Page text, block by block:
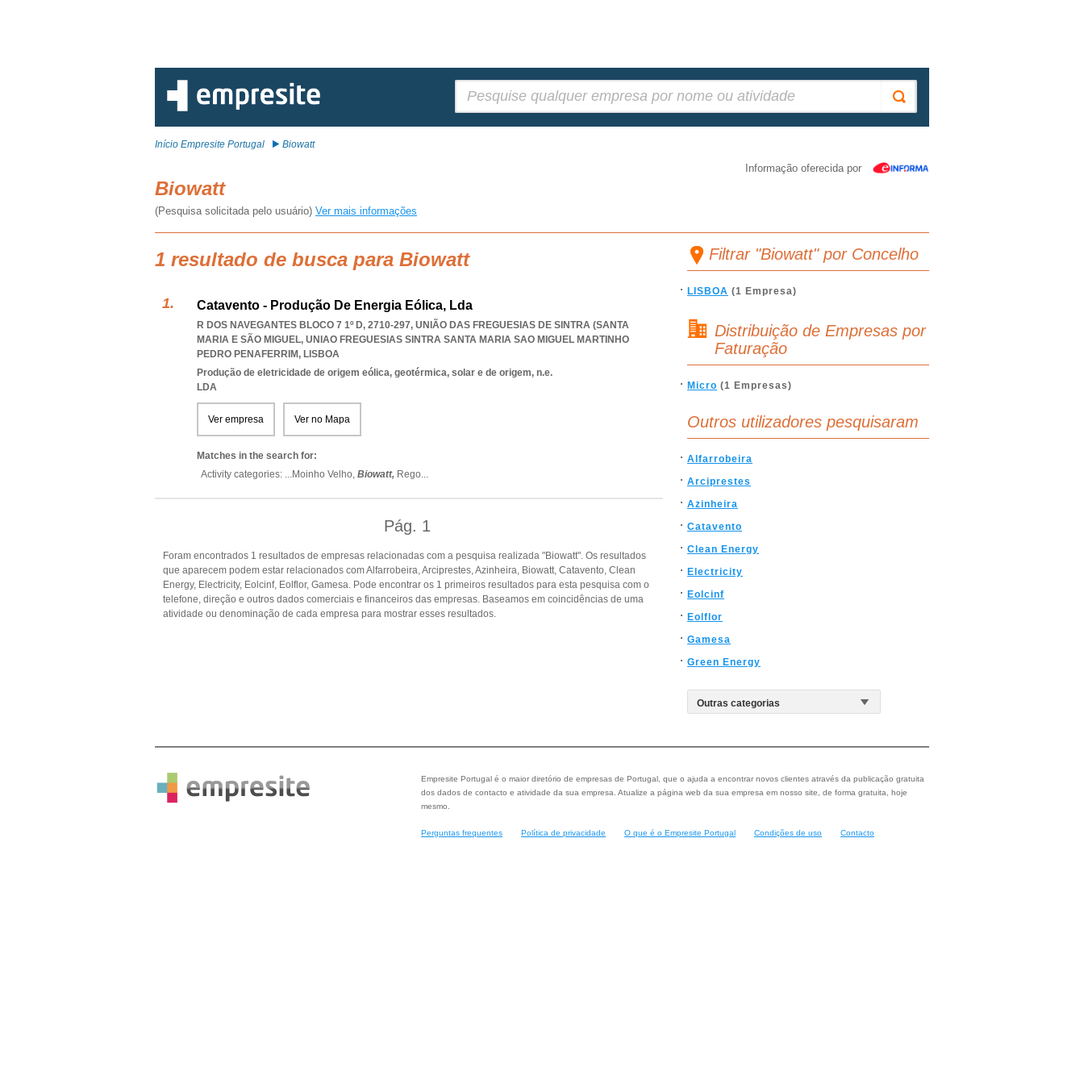
Início Empresite Portugal Biowatt
Informação oferecida por
Biowatt
(Pesquisa solicitada pelo usuário) Ver mais informações
1 resultado de busca para Biowatt
Catavento - Produção De Energia Eólica, Lda
R DOS NAVEGANTES BLOCO 7 1º D, 2710-297, UNIÃO DAS FREGUESIAS DE SINTRA (SANTA
MARIA E SÃO MIGUEL, UNIAO FREGUESIAS SINTRA SANTA MARIA SAO MIGUEL MARTINHO
PEDRO PENAFERRIM, LISBOA
Produção de eletricidade de origem eólica, geotérmica, solar e de origem, n.e.
LDA
Ver empresa Ver no Mapa
Matches in the search for:
Activity categories: ...Moinho Velho, Biowatt, Rego...
Pág. 1
Foram encontrados 1 resultados de empresas relacionadas com a pesquisa realizada "Biowatt". Os resultados
que aparecem podem estar relacionados com Alfarrobeira, Arciprestes, Azinheira, Biowatt, Catavento, Clean
Energy, Electricity, Eolcinf, Eolflor, Gamesa. Pode encontrar os 1 primeiros resultados para esta pesquisa com o
telefone, direção e outros dados comerciais e financeiros das empresas. Baseamos em coincidências de uma
atividade ou denominação de cada empresa para mostrar esses resultados.
Filtrar "Biowatt" por Concelho
LISBOA (1 Empresa)
Distribuição de Empresas por
Faturação
Micro (1 Empresas)
Outros utilizadores pesquisaram
Alfarrobeira
Arciprestes
Azinheira
Catavento
Clean Energy
Electricity
Eolcinf
Eolflor
Gamesa
Green Energy
Empresite Portugal é o maior diretório de empresas de Portugal, que o ajuda a encontrar novos clientes através da publicação gratuita
dos dados de contacto e atividade da sua empresa. Atualize a página web da sua empresa em nosso site, de forma gratuita, hoje
mesmo.
Perguntas frequentes Política de privacidade O que é o Empresite Portugal Condições de uso Contacto